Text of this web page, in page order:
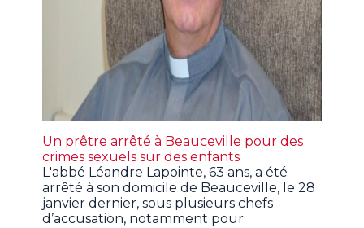
Un prêtre arrêté à Beauceville pour des
crimes sexuels sur des enfants
L'abbé Léandre Lapointe, 63 ans, a été
arrêté à son domicile de Beauceville, le 28
janvier dernier, sous plusieurs chefs
d’accusation, notamment pour